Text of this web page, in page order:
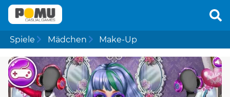
Spiele Mädchen Make-Up